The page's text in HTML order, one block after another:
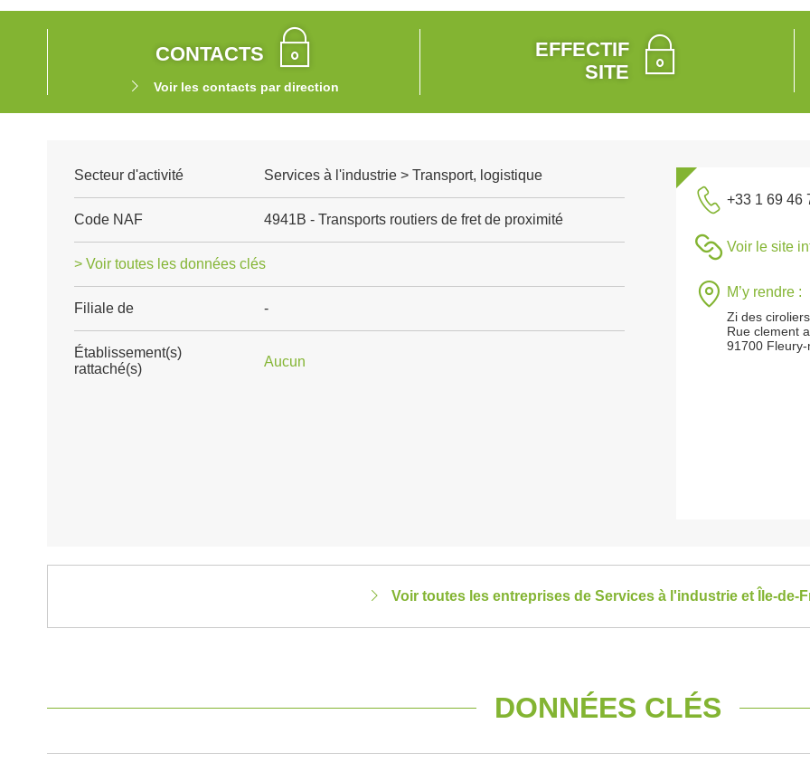
CONTACTS
Voir les contacts par direction
EFFECTIF
SITE
Secteur d'activité Services à l'industrie > Transport, logistique
Code NAF 4941B - Transports routiers de fret de proximité
> Voir toutes les données clés
Filiale de -
Établissement(s)
rattaché(s)
Aucun
+33 1 69 46
Voir le site
M’y rendre :
Zi des ciroliers
Rue clement
91700
Voir toutes les entreprises de Services à l'industrie et Île-de-
DONNÉES CLÉS